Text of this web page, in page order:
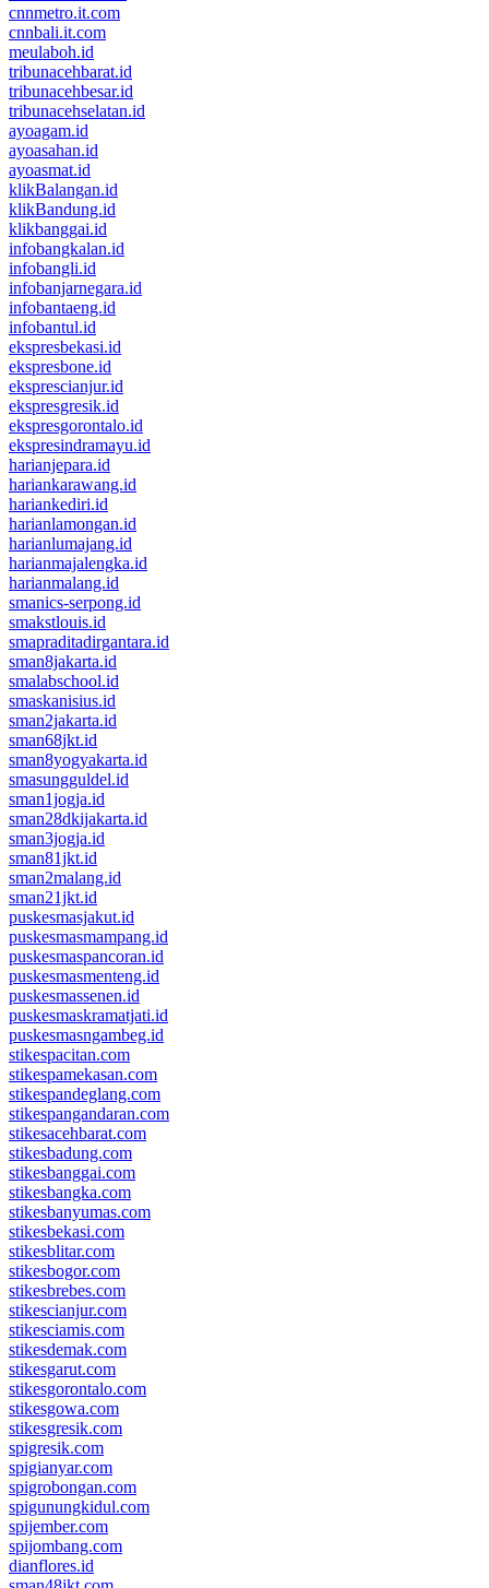
cnnmetro.it.com
cnnbali.it.com
meulaboh.id
tribunacehbarat.id
tribunacehbesar.id
tribunacehselatan.id
ayoagam.id
ayoasahan.id
ayoasmat.id
klikBalangan.id
klikBandung.id
klikbanggai.id
infobangkalan.id
infobangli.id
infobanjarnegara.id
infobantaeng.id
infobantul.id
ekspresbekasi.id
ekspresbone.id
eksprescianjur.id
ekspresgresik.id
ekspresgorontalo.id
ekspresindramayu.id
harianjepara.id
hariankarawang.id
hariankediri.id
harianlamongan.id
harianlumajang.id
harianmajalengka.id
harianmalang.id
smanics-serpong.id
smakstlouis.id
smapraditadirgantara.id
sman8jakarta.id
smalabschool.id
smaskanisius.id
sman2jakarta.id
sman68jkt.id
sman8yogyakarta.id
smasungguldel.id
sman1jogja.id
sman28dkijakarta.id
sman3jogja.id
sman81jkt.id
sman2malang.id
sman21jkt.id
puskesmasjakut.id
puskesmasmampang.id
puskesmaspancoran.id
puskesmasmenteng.id
puskesmassenen.id
puskesmaskramatjati.id
puskesmasngambeg.id
stikespacitan.com
stikespamekasan.com
stikespandeglang.com
stikespangandaran.com
stikesacehbarat.com
stikesbadung.com
stikesbanggai.com
stikesbangka.com
stikesbanyumas.com
stikesbekasi.com
stikesblitar.com
stikesbogor.com
stikesbrebes.com
stikescianjur.com
stikesciamis.com
stikesdemak.com
stikesgarut.com
stikesgorontalo.com
stikesgowa.com
stikesgresik.com
spigresik.com
spigianyar.com
spigrobongan.com
spigunungkidul.com
spijember.com
spijombang.com
dianflores.id